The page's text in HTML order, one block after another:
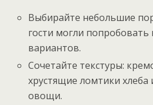
Выбирайте небольшие
гости могли попробовать
вариантов.
Сочетайте текстуры:
хрустящие ломтики хлеба
овощи.